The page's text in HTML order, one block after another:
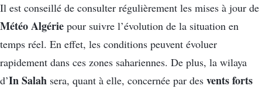
Il est conseillé de consulter régulièrement les mises à jour de
Météo Algérie pour suivre l’évolution de la situation en
temps réel. En effet, les conditions peuvent évoluer
rapidement dans ces zones sahariennes. De plus, la wilaya
d’In Salah sera, quant à elle, concernée par des vents forts